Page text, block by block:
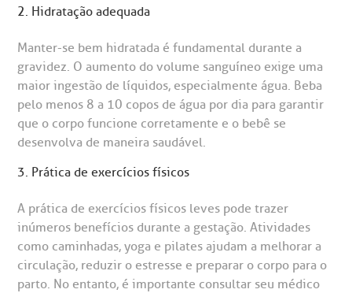
São Paulo - SP
2. Hidratação adequada
Manter-se bem hidratada é fundamental durante a
gravidez. O aumento do volume sanguíneo exige uma
maior ingestão de líquidos, especialmente água. Beba
pelo menos 8 a 10 copos de água por dia para garantir
que o corpo funcione corretamente e o bebê se
desenvolva de maneira saudável.
3. Prática de exercícios físicos
A prática de exercícios físicos leves pode trazer
inúmeros benefícios durante a gestação. Atividades
como caminhadas, yoga e pilates ajudam a melhorar a
circulação, reduzir o estresse e preparar o corpo para o
parto. No entanto, é importante consultar seu médico